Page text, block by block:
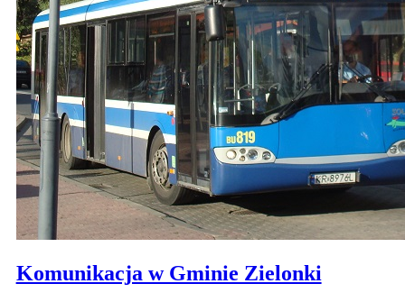
Komunikacja w Gminie Zielonki